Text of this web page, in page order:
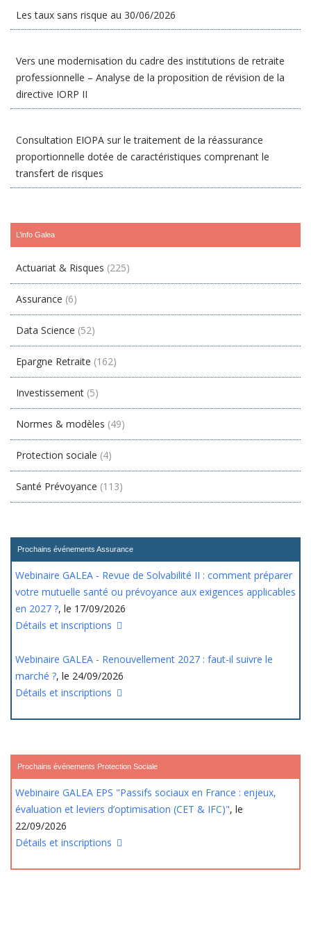
Les taux sans risque au 30/06/2026
Vers une modernisation du cadre des institutions de retraite
professionnelle – Analyse de la proposition de révision de la
directive IORP II
Consultation EIOPA sur le traitement de la réassurance
proportionnelle dotée de caractéristiques comprenant le
transfert de risques
L’info Galea
Actuariat & Risques (225)
Assurance (6)
Data Science (52)
Epargne Retraite (162)
Investissement (5)
Normes & modèles (49)
Protection sociale (4)
Santé Prévoyance (113)
Prochains événements Assurance
Webinaire GALEA - Revue de Solvabilité II : comment préparer
votre mutuelle santé ou prévoyance aux exigences applicables
en 2027 ?, le 17/09/2026
Détails et inscriptions
Webinaire GALEA - Renouvellement 2027 : faut-il suivre le
marché ?, le 24/09/2026
Détails et inscriptions
Prochains événements Protection Sociale
Webinaire GALEA EPS "Passifs sociaux en France : enjeux,
évaluation et leviers d’optimisation (CET & IFC)", le
22/09/2026
Détails et inscriptions